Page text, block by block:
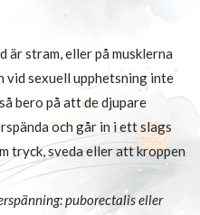
är stram, eller på musklerna
vid sexuell upphetsning inte
bero på att de djupare
och går in i ett slags
tryck, sveda eller att kroppen
puborectalis eller